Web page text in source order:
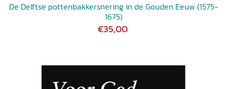
De Delftse pottenbakkersnering in de Gouden Eeuw (1575-
1675)
€35,00